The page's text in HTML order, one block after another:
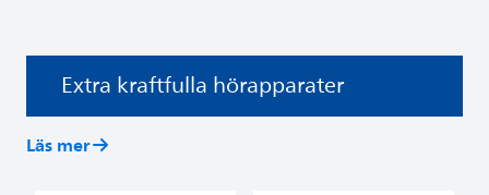
Extra kraftfulla hörapparater
Läs mer